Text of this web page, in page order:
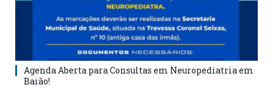
Agenda Aberta para Consultas em Neuropediatria em
Baião!